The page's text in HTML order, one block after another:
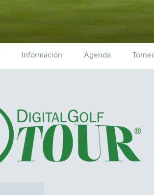
Información Agenda